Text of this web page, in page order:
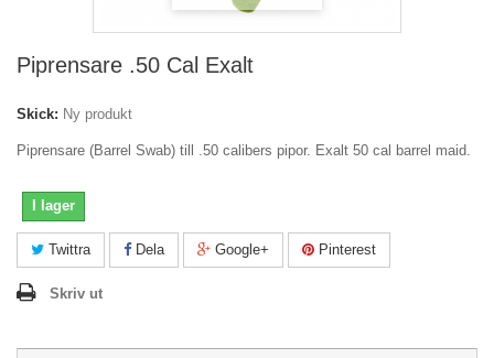
Piprensare .50 Cal Exalt
Skick: Ny produkt
Piprensare (Barrel Swab) till .50 calibers pipor. Exalt 50 cal barrel maid.
I lager
Twittra Dela Google+ Pinterest
Skriv ut